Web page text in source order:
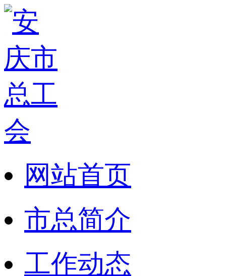
网站首页
市总简介
工作动态